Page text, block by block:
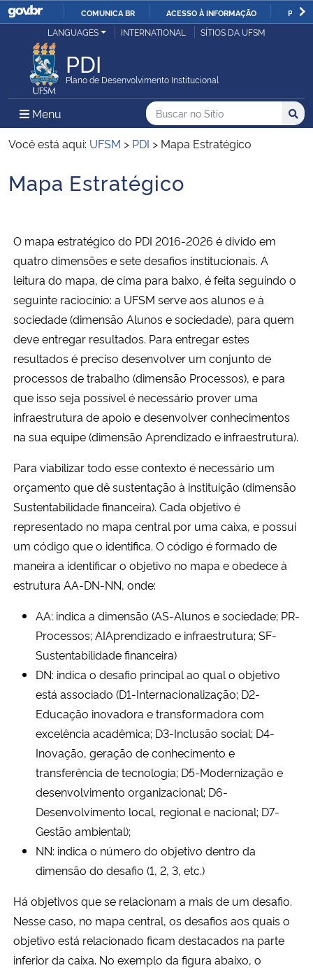
IR
COMUNICA BR ACESSO À INFORMAÇÃO
Ministério da Justiça e Segurança Pública
Ministério da Defesa
Ministério das Relações Exteriores
Ministério da Economia
Ministério da Agricultura, Pecuária e Abastecimento
Ministério da Educação
Ministério da Cidadania
Ministério da Saúde
Ministério de Minas e Energia
Ministério da Ciência, Tecnologia, Inovações e Comunicações
Ministério do Meio Ambiente
Ministério do Turismo
Ministério do Desenvolvimento Regional
Controladoria-Geral da União
Ministério da Mulher, da Família e dos Direitos Humanos
Secretaria-Geral
Secretaria de Governo
Gabinete de Segurança Institucional
Advocacia-Geral da União
Banco Central do Brasil
LANGUAGES INTERNATIONAL SÍTIOS DA UFSM
PDI
Plano de Desenvolvimento Institucional
Menu Menu Principal do Sítio
Busca
Buscar no no Sítio
Busca:
Você está aqui: UFSM > PDI > Mapa Estratégico
Início do conteúdo
Mapa Estratégico
O mapa estratégico do PDI 2016-2026 é divido em
quatro dimensões e sete desafios institucionais. A
leitura do mapa, de cima para baixo, é feita seguindo o
seguinte raciocínio: a UFSM serve aos alunos e à
sociedade (dimensão Alunos e sociedade), para quem
deve entregar resultados. Para entregar estes
resultados é preciso desenvolver um conjunto de
processos de trabalho (dimensão Processos), e para
que isso seja possível é necessário prover uma
infraestrutura de apoio e desenvolver conhecimentos
na sua equipe (dimensão Aprendizado e infraestrutura).
Para viabilizar todo esse contexto é necessário um
orçamento que dê sustentação à instituição (dimensão
Sustentabilidade financeira). Cada objetivo é
representado no mapa central por uma caixa, e possui
um código que o identifica. O código é formado de
maneira a identificar o objetivo no mapa e obedece à
estrutura AA-DN-NN, onde:
AA: indica a dimensão (AS-Alunos e sociedade; PR-
Processos; AIAprendizado e infraestrutura; SF-
Sustentabilidade financeira)
DN: indica o desafio principal ao qual o objetivo
está associado (D1-Internacionalização; D2-
Educação inovadora e transformadora com
excelência acadêmica; D3-Inclusão social; D4-
Inovação, geração de conhecimento e
transferência de tecnologia; D5-Modernização e
desenvolvimento organizacional; D6-
Desenvolvimento local, regional e nacional; D7-
Gestão ambiental);
NN: indica o número do objetivo dentro da
dimensão do desafio (1, 2, 3, etc.)
Há objetivos que se relacionam a mais de um desafio.
Nesse caso, no mapa central, os desafios aos quais o
objetivo está relacionado ficam destacados na parte
inferior da caixa. No exemplo da figura abaixo, o